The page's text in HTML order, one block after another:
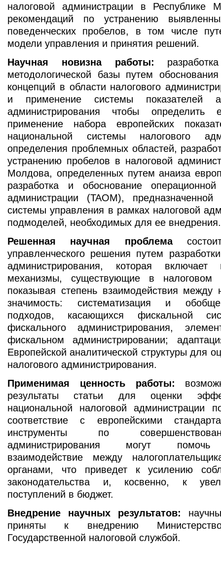
налоговой администрации в Республике
рекомендаций по устранению
поведенческих пробелов, в том числе
модели управления и принятия решений.
Научная новизна работы:
методологической базы путем
концепций в области налогового
и применение системы показателей
администрирования чтобы определить
применение набора европейских
национальной системы налогового
определения проблемных областей,
устранению пробелов в налоговой
Молдова, определенных путем анаиза
разработка и обоснование
администрации (TAOM),
системы управления в рамках налоговой
подмоделей, необходимых для ее внедрения.
Решенная научная проблема
управленческого решения путем
администрирования, которая
механизмы, существующие в налоговом
показывая степень взаимодействия между
значимость: систематизация и
подходов, касающихся фискальной
фискального администрирования,
фискальном администрировании;
Европейской аналитической структуры для
налогового администрирования.
Применимая ценность работы:
результаты статьи для оценки
национальной налоговой администрации
соответствие с европейскими
инструменты по
администрирования могут помочь
взаимодействие между
органами, что приведет к усилению
законодательства и, косвенно, к
поступлений в бюджет.
Внедрение научных результатов:
приняты к внедрению
Государственной налоговой службой.